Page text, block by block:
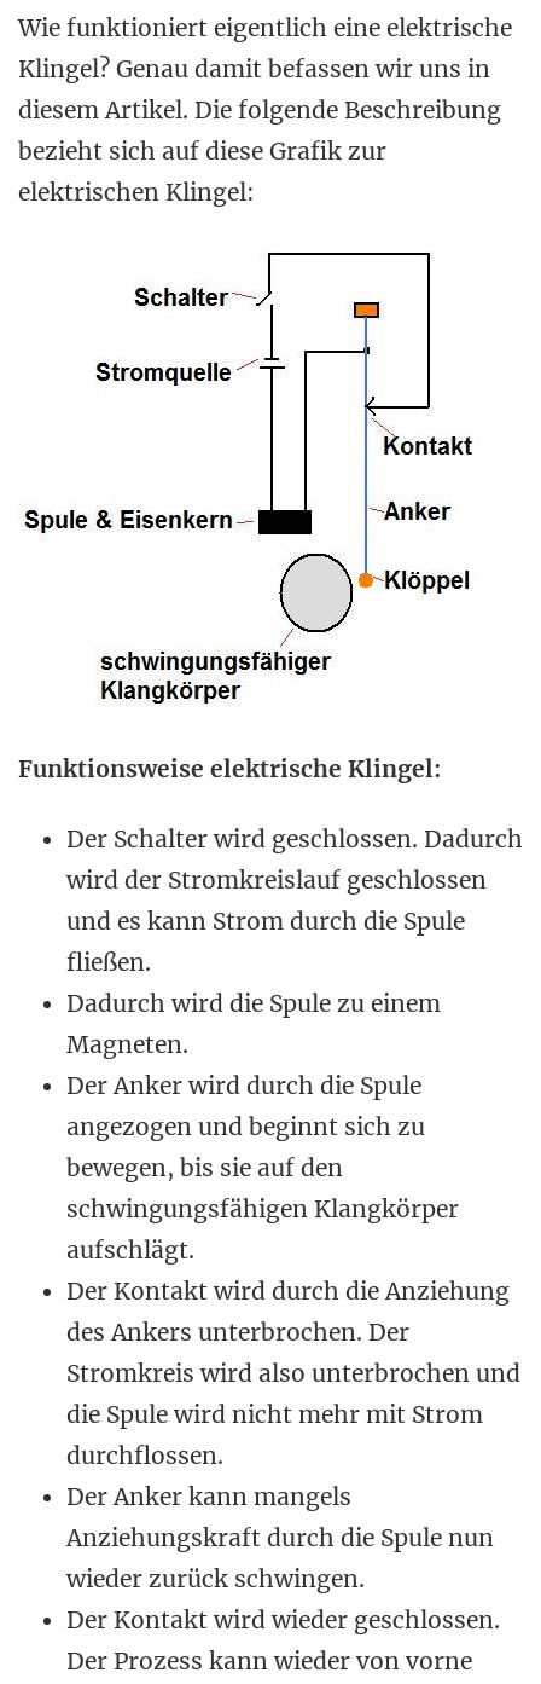
Wie funktioniert eigentlich eine elektrische
Klingel? Genau damit befassen wir uns in
diesem Artikel. Die folgende Beschreibung
bezieht sich auf diese Grafik zur
elektrischen Klingel:
Funktionsweise elektrische Klingel:
Der Schalter wird geschlossen. Dadurch
wird der Stromkreislauf geschlossen
und es kann Strom durch die Spule
fließen.
Dadurch wird die Spule zu einem
Magneten.
Der Anker wird durch die Spule
angezogen und beginnt sich zu
bewegen, bis sie auf den
schwingungsfähigen Klangkörper
aufschlägt.
Der Kontakt wird durch die Anziehung
des Ankers unterbrochen. Der
Stromkreis wird also unterbrochen und
die Spule wird nicht mehr mit Strom
durchflossen.
Der Anker kann mangels
Anziehungskraft durch die Spule nun
wieder zurück schwingen.
Der Kontakt wird wieder geschlossen.
Der Prozess kann wieder von vorne